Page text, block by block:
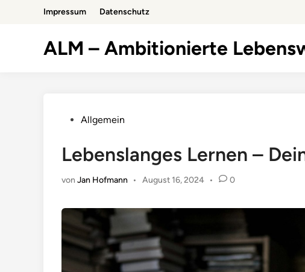
Impressum Datenschutz
ALM – Ambitionierte
Veröffentlicht
Allgemein
Lebenslanges Lernen –
von Jan Hofmann • August 16, 2024 • 0